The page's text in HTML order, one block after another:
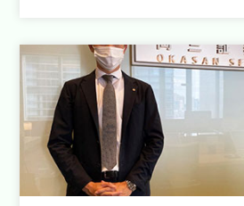
の一つだと考えています。 そんな
ッツの英語研修を受講いただいた
はどのような期待感を持ってらっ
木さん：とにかく「英語に慣れる
思っていました。恥ずかしながら
が苦手で。ただ、いまお伝えした
になるスキルですし、何より私自身
るようになりたかったんです。そ
いい機会になりました。 実際のプ
め、日本語が話せないことがほと
月ぐらいの長期に渡って滞在され
す。 --そのようなお客様とのコミュニケーションはやは
り英語で行われるわけですね。日
で困るケースはありますか？ 小林
ル業務であれば、外国のお客様に
句」のような英語のフレーズで対
チェックインの言葉ですとか、「
先生がついてくれたことがすごく
語と英語を話すバイリンガルの日
もあり、私の悩みをしっかり理解
英語に対する苦手意識が強くなら
のペースをとても尊重してくれまし
ンが下がりそうになった時でも「
ら、無理せず自分のペースでいい
ような言葉が全然なくて、メンタ
とうございます。お店の佇まいや
素敵ですね。海外からのお客様は増
か？ 厨川さん： そうですね。円安という経済的な環境
に加えて、日本食への関心の高ま
SNSを見てご来店いただくケース
――今まで、海外からのお客様への
れていましたか？ 厨川さん： 身振りや短い英単語を繋
げてどうにか対応していましたが
るという意味では限界がありまし